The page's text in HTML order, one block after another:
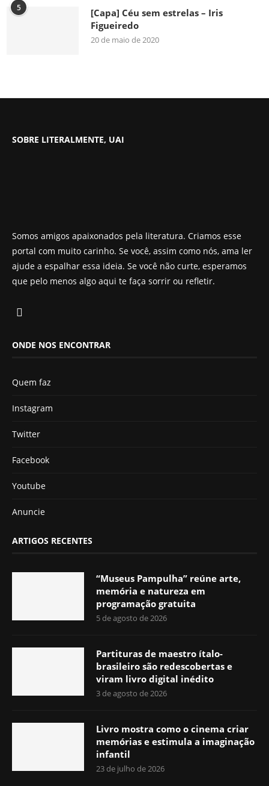
5
[Capa] Céu sem estrelas – Iris
Figueiredo
20 de maio de 2020
SOBRE LITERALMENTE, UAI
Somos amigos apaixonados pela literatura. Criamos esse
portal com muito carinho. Se você, assim como nós, ama ler
ajude a espalhar essa ideia. Se você não curte, esperamos
que pelo menos algo aqui te faça sorrir ou refletir.
ONDE NOS ENCONTRAR
Quem faz
Instagram
Twitter
Facebook
Youtube
Anuncie
ARTIGOS RECENTES
“Museus Pampulha” reúne arte,
memória e natureza em
programação gratuita
5 de agosto de 2026
Partituras de maestro ítalo-
brasileiro são redescobertas e
viram livro digital inédito
3 de agosto de 2026
Livro mostra como o cinema criar
memórias e estimula a imaginação
infantil
23 de julho de 2026